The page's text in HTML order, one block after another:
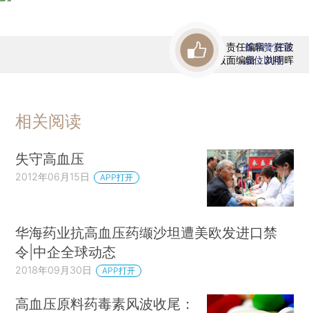
责任编辑：任波
版面编辑：刘明晖
首席赞赏官
虚位以待
相关阅读
失守高血压
2012年06月15日 APP打开
华海药业抗高血压药缬沙坦遭美欧发进口禁
令|中企全球动态
2018年09月30日 APP打开
高血压原料药毒素风波收尾：